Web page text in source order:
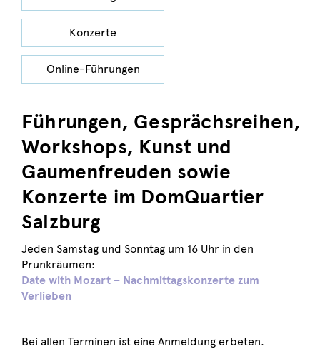
Konzerte
Online-Führungen
Führungen, Gesprächsreihen,
Workshops, Kunst und
Gaumenfreuden sowie
Konzerte im DomQuartier
Salzburg
Jeden Samstag und Sonntag um 16 Uhr in den
Prunkräumen:
Date with Mozart – Nachmittagskonzerte zum
Verlieben
Bei allen Terminen ist eine Anmeldung erbeten.